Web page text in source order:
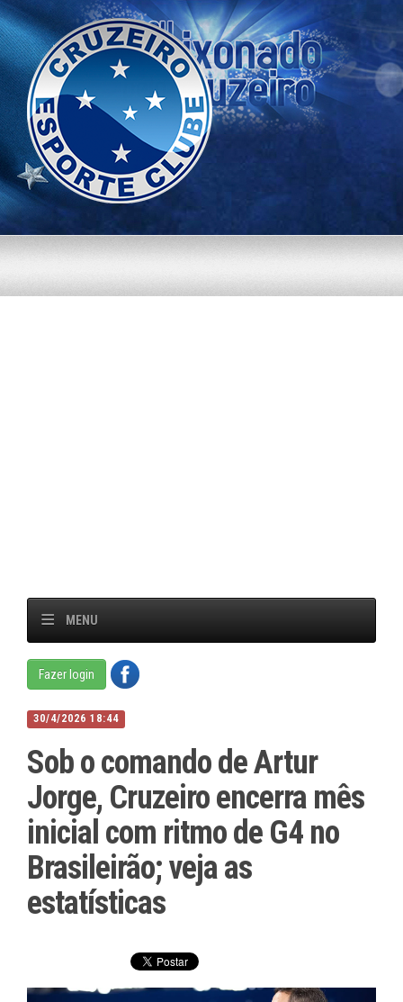
MENU
Fazer login
30/4/2026 18:44
Sob o comando de Artur
Jorge, Cruzeiro encerra mês
inicial com ritmo de G4 no
Brasileirão; veja as
estatísticas